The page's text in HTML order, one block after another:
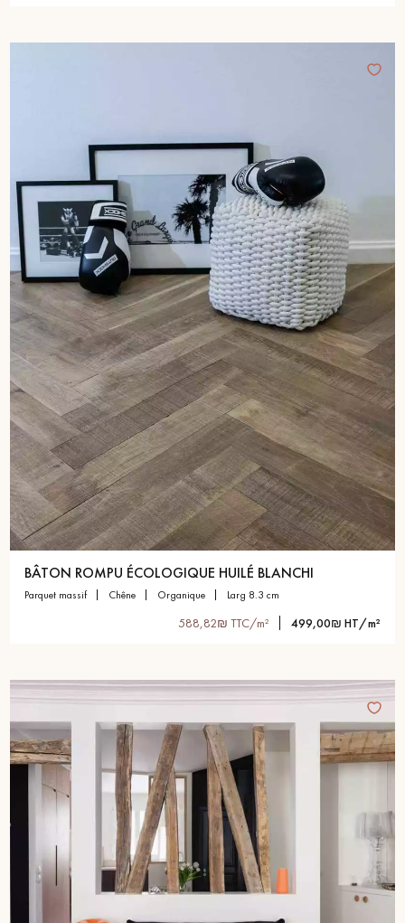
BÂTON ROMPU ÉCOLOGIQUE HUILÉ BLANCHI
parquet massif chêne organique larg 8.3 cm
588,82₪ TTC/m² 499,00₪ HT/m²